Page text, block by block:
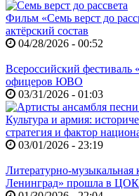
Фильм «Семь верст до
актёрский состав
04/28/2026 - 00:52
Всероссийский
офицеров ЮВО
03/31/2026 - 01:03
Культура и армия:
стратегия и фактор
03/01/2026 - 23:19
Литературно-
Ленинград» прошла в